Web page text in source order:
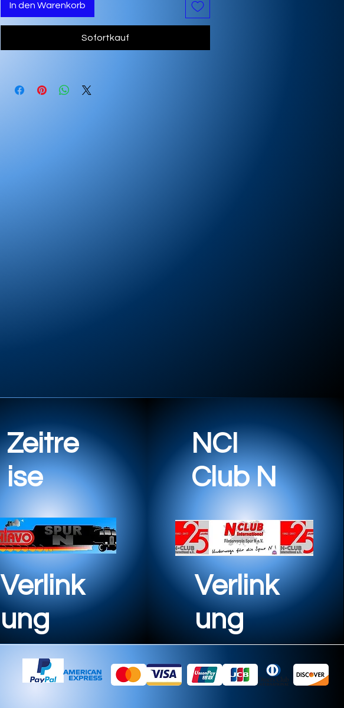
In den Warenkorb
Sofortkauf
Zeitre
ise
Verlink
ung
NCI
Club N
Verlink
ung